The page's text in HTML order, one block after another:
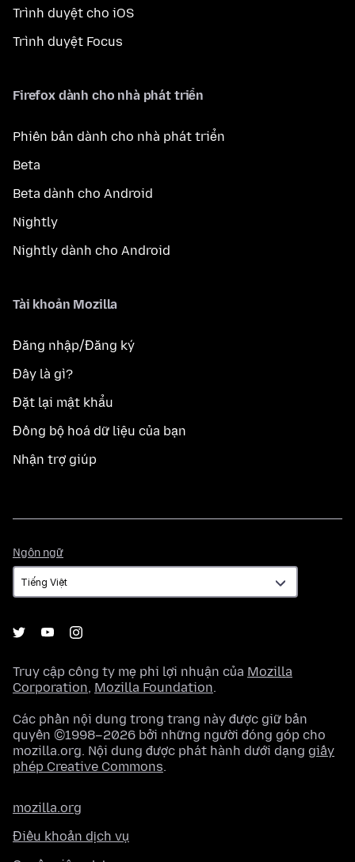
Trình duyệt cho iOS
Trình duyệt Focus
Firefox dành cho nhà phát triển
Phiên bản dành cho nhà phát triển
Beta
Beta dành cho Android
Nightly
Nightly dành cho Android
Tài khoản Mozilla
Đăng nhập/Đăng ký
Đây là gì?
Đặt lại mật khẩu
Đồng bộ hoá dữ liệu của bạn
Nhận trợ giúp
Ngôn ngữ
ngữ
Truy cập công ty mẹ phi lợi nhuận của Mozilla
Corporation, Mozilla Foundation.
Các phần nội dung trong trang này được giữ bản
quyền ©1998–2026 bởi những người đóng góp cho
mozilla.org. Nội dung được phát hành dưới dạng giấy
phép Creative Commons.
mozilla.org
Điều khoản dịch vụ